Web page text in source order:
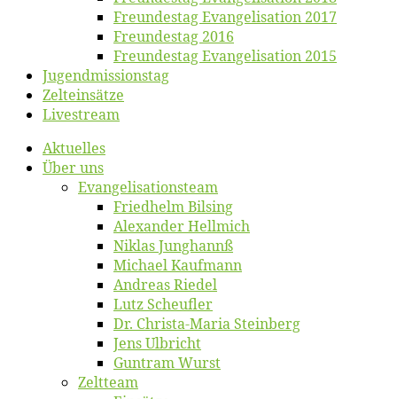
Freun­des­tag Evan­ge­li­sa­ti­on 2017
Freun­des­tag 2016
Freun­des­tag Evan­ge­li­sa­ti­on 2015
Jugend­mis­sions­tag
Zelt­ein­sät­ze
Live­stream
Ak­tu­el­les
Über uns
Evangelisa­tions­team
Fried­helm Bilsing
Alex­an­der Hellmich
Ni­klas Junghannß
Mi­cha­el Kaufmann
An­dre­as Riedel
Lutz Scheuf­ler
Dr. Chris­­ta-Ma­ria Steinberg
Jens Ulb­richt
Gun­tram Wurst
Zelt­team